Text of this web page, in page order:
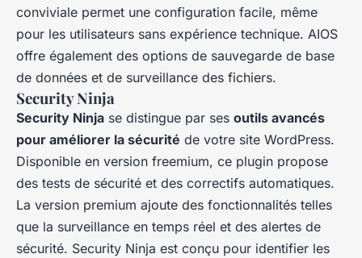
conviviale permet une configuration facile, même
pour les utilisateurs sans expérience technique. AIOS
offre également des options de sauvegarde de base
de données et de surveillance des fichiers.
Security Ninja
Security Ninja se distingue par ses outils avancés
pour améliorer la sécurité de votre site WordPress.
Disponible en version freemium, ce plugin propose
des tests de sécurité et des correctifs automatiques.
La version premium ajoute des fonctionnalités telles
que la surveillance en temps réel et des alertes de
sécurité. Security Ninja est conçu pour identifier les